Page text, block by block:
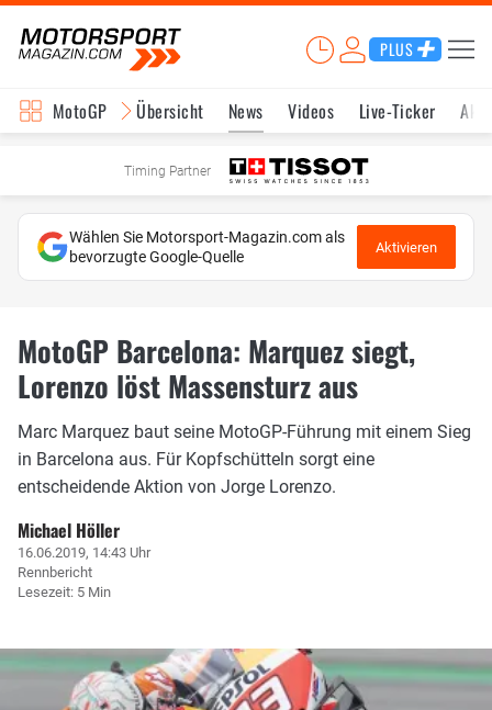
PLUS
MotoGP Übersicht News Videos Live-Ticker
Timing Partner
Wählen Sie Motorsport-Magazin.com als
bevorzugte Google-Quelle
Aktivieren
MotoGP Barcelona: Marquez siegt,
Lorenzo löst Massensturz aus
Marc Marquez baut seine MotoGP-Führung mit einem Sieg
in Barcelona aus. Für Kopfschütteln sorgt eine
entscheidende Aktion von Jorge Lorenzo.
Michael Höller
16.06.2019, 14:43 Uhr
Rennbericht
Lesezeit: 5 Min